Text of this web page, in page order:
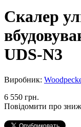
Скалер
UDS-N3
Виробник:
6 550 грн.
Повідомити про